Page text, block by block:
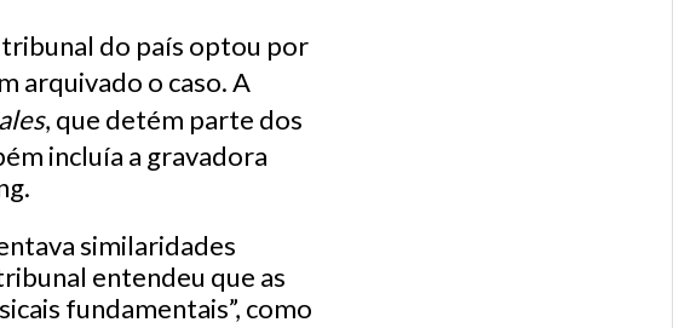
do país optou por
arquivado o caso. A
, que detém parte dos
incluía a gravadora
similaridades
entendeu que as
fundamentais”, como